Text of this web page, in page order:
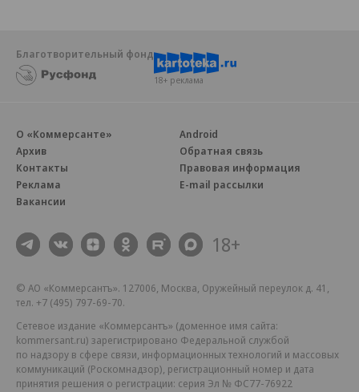
Благотворительный фонд
18+ реклама
О «Коммерсанте»
Архив
Контакты
Реклама
Вакансии
Android
Обратная связь
Правовая информация
E-mail рассылки
18+
© АО «Коммерсантъ». 127006, Москва, Оружейный переулок д. 41,
тел. +7 (495) 797-69-70.
Сетевое издание «Коммерсантъ» (доменное имя сайта:
kommersant.ru) зарегистрировано Федеральной службой
по надзору в сфере связи, информационных технологий и массовых
коммуникаций (Роскомнадзор), регистрационный номер и дата
принятия решения о регистрации: серия Эл № ФС77-76922